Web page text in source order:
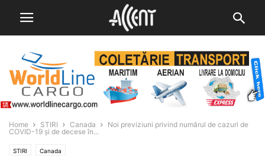
Home STIRI Canada
Noi previziuni privind numărul de cazuri de
COVID-19 și de decese în...
STIRI Canada